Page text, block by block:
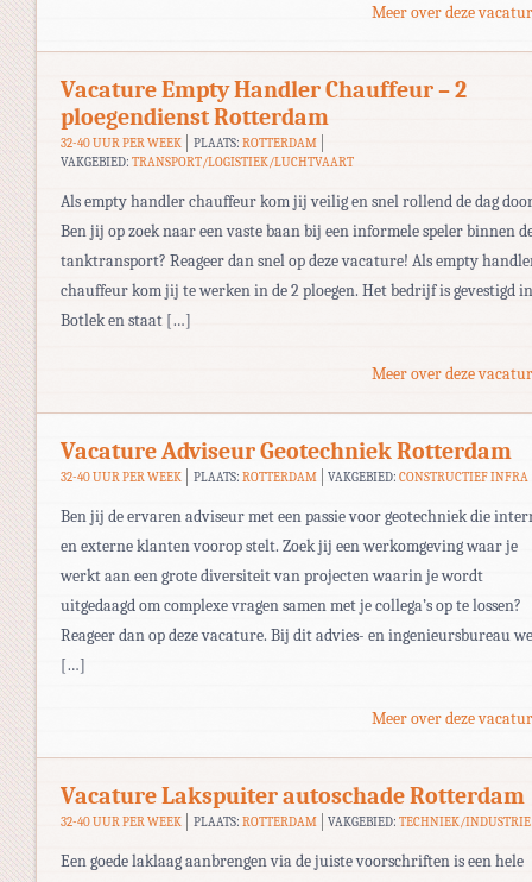
Meer over deze
Vacature Empty Handler Chauffeur – 2
ploegendienst Rotterdam
32-40 UUR PER WEEK PLAATS: ROTTERDAM
VAKGEBIED: TRANSPORT/LOGISTIEK/LUCHTVAART
Als empty handler chauffeur kom jij veilig en snel rollend de dag
Ben jij op zoek naar een vaste baan bij een informele speler binnen
tanktransport? Reageer dan snel op deze vacature! Als empty
chauffeur kom jij te werken in de 2 ploegen. Het bedrijf is gevestigd
Botlek en staat […]
Meer over deze
Vacature Adviseur Geotechniek Rotterdam
32-40 UUR PER WEEK PLAATS: ROTTERDAM VAKGEBIED:CONSTRUCTIEF INFRA
Ben jij de ervaren adviseur met een passie voor geotechniek die
en externe klanten voorop stelt. Zoek jij een werkomgeving waar je
werkt aan een grote diversiteit van projecten waarin je wordt
uitgedaagd om complexe vragen samen met je collega’s op te lossen?
Reageer dan op deze vacature. Bij dit advies- en ingenieursbureau
[…]
Meer over deze
Vacature Lakspuiter autoschade Rotterdam
32-40 UUR PER WEEK PLAATS: ROTTERDAM VAKGEBIED:TECHNIEK/INDUSTRIE
Een goede laklaag aanbrengen via de juiste voorschriften is een hele